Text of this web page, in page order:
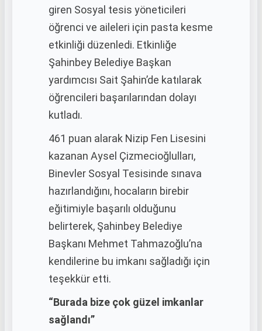
giren Sosyal tesis yöneticileri
öğrenci ve aileleri için pasta kesme
etkinliği düzenledi. Etkinliğe
Şahinbey Belediye Başkan
yardımcısı Sait Şahin’de katılarak
öğrencileri başarılarından dolayı
kutladı.
461 puan alarak Nizip Fen Lisesini
kazanan Aysel Çizmecioğlulları,
Binevler Sosyal Tesisinde sınava
hazırlandığını, hocaların birebir
eğitimiyle başarılı olduğunu
belirterek, Şahinbey Belediye
Başkanı Mehmet Tahmazoğlu’na
kendilerine bu imkanı sağladığı için
teşekkür etti.
“Burada bize çok güzel imkanlar
sağlandı”